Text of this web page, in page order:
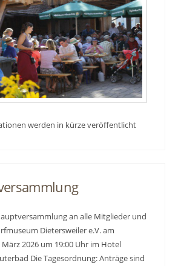
werden in kürze veröffentlicht
an alle Mitglieder und
Dietersweiler e.V. am
2026 um 19:00 Uhr im Hotel
Die Tagesordnung: Anträge sind